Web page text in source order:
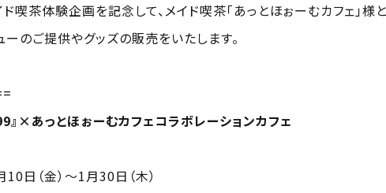
ド喫茶体験企画を記念して、メイド喫茶「あっとほぉーむカフェ」
ーのご提供やグッズの販売をいたします。
』×あっとほぉーむカフェコラボレーションカフェ
日（金）～1月30日（木）